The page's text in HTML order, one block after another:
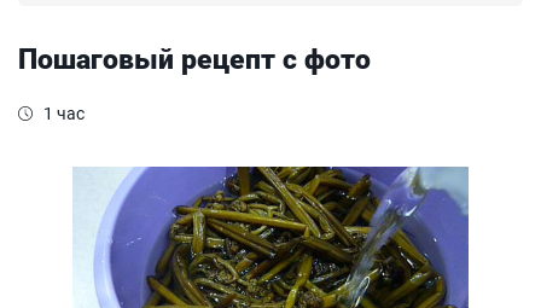
Пошаговый рецепт с фото
1 час